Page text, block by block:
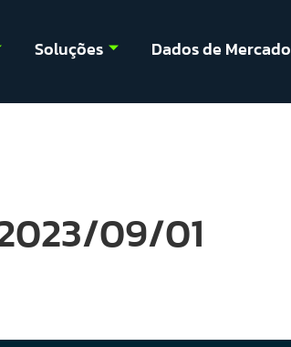
Soluções Dados de Mercado
09/01